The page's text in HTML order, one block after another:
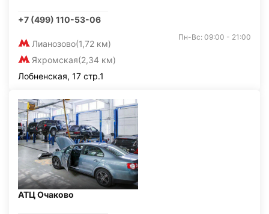
+7 (499) 110-53-06
Лианозово(1,72 км)
Яхромская(2,34 км)
Пн-Вс: 09:00 - 21:00
Лобненская, 17 стр.1
АТЦ Очаково